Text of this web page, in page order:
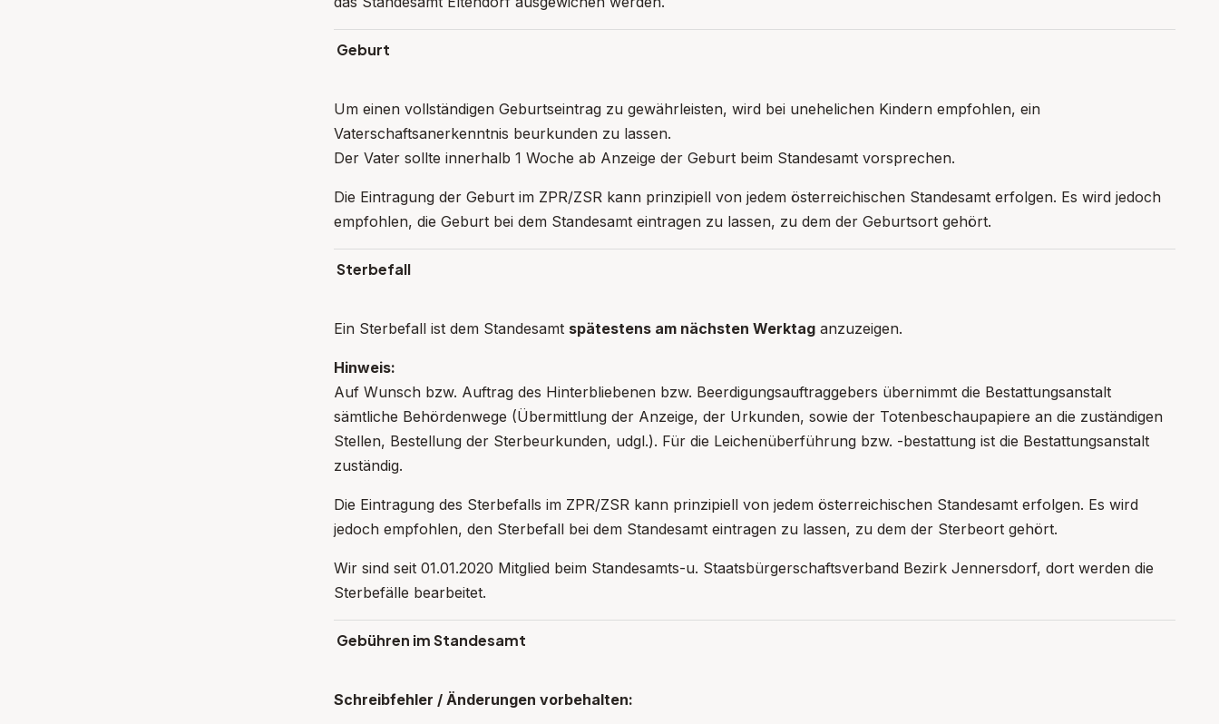
Geburt
Um einen vollständigen Geburtseintrag zu gewährleisten, wird bei unehelichen Kindern empfohlen, ein
Vaterschaftsanerkenntnis beurkunden zu lassen.
Der Vater sollte innerhalb 1 Woche ab Anzeige der Geburt beim Standesamt vorsprechen.
Die Eintragung der Geburt im ZPR/ZSR kann prinzipiell von jedem österreichischen Standesamt erfolgen. Es wird jedoch
empfohlen, die Geburt bei dem Standesamt eintragen zu lassen, zu dem der Geburtsort gehört.
Sterbefall
Ein Sterbefall ist dem Standesamt spätestens am nächsten Werktag anzuzeigen.
Hinweis:
Auf Wunsch bzw. Auftrag des Hinterbliebenen bzw. Beerdigungsauftraggebers übernimmt die Bestattungsanstalt
sämtliche Behördenwege (Übermittlung der Anzeige, der Urkunden, sowie der Totenbeschaupapiere an die zuständigen
Stellen, Bestellung der Sterbeurkunden, udgl.). Für die Leichenüberführung bzw. -bestattung ist die Bestattungsanstalt
zuständig.
Die Eintragung des Sterbefalls im ZPR/ZSR kann prinzipiell von jedem österreichischen Standesamt erfolgen. Es wird
jedoch empfohlen, den Sterbefall bei dem Standesamt eintragen zu lassen, zu dem der Sterbeort gehört.
Wir sind seit 01.01.2020 Mitglied beim Standesamts-u. Staatsbürgerschaftsverband Bezirk Jennersdorf, dort werden die
Sterbefälle bearbeitet.
Gebühren im Standesamt
Schreibfehler / Änderungen vorbehalten: